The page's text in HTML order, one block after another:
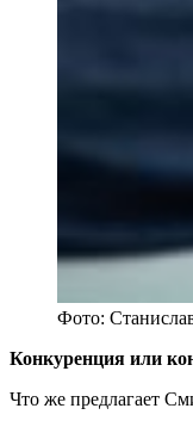
Фото:
Конкуренция или
Что же предлагает